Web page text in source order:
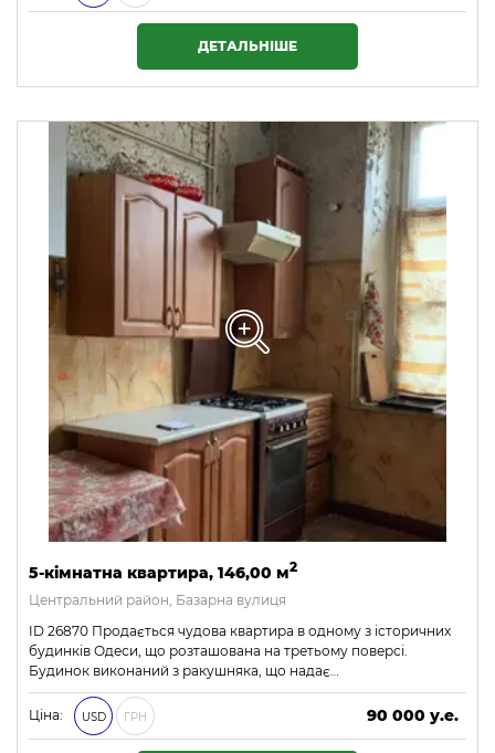
3 655 000 ₴
ДЕТАЛЬНІШЕ
5-кімнатна квартира, 146,00 м2
Центральний район, Базарна вулиця
ID 26870 Продається чудова квартира в одному з історичних
будинків Одеси, що розташована на третьому поверсі.
Будинок виконаний з ракушняка, що надає…
Ціна: USD ГРН
90 000 у.е.
3 870 000 ₴